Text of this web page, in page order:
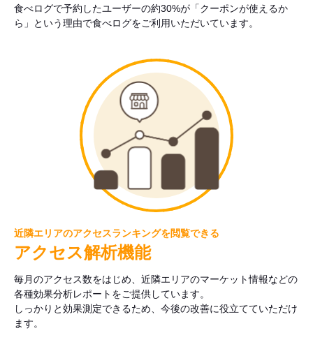
食べログで予約したユーザーの約30%が「クーポンが使えるか
ら」という理由で食べログをご利用いただいています。
近隣エリアのアクセスランキングを閲覧できる
アクセス解析機能
毎月のアクセス数をはじめ、近隣エリアのマーケット情報などの
各種効果分析レポートをご提供しています。
しっかりと効果測定できるため、今後の改善に役立てていただけ
ます。